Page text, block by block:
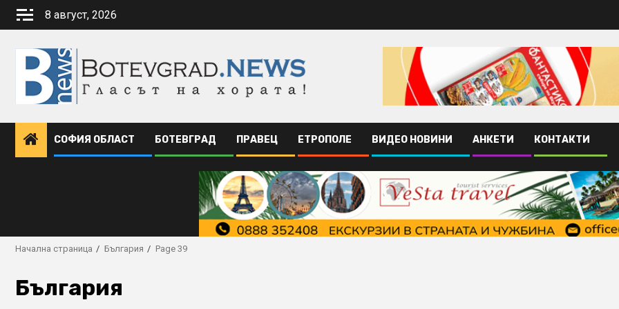
Skip
8 август, 2026
СОФИЯ ОБЛАСТ БОТЕВГРАД ПРАВЕЦ ЕТРОПОЛЕ ВИДЕО НОВИНИ АНКЕТИ КОНТАКТИ
Начална страница България Page 39
България